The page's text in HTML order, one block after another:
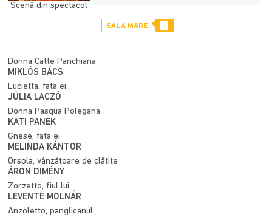
Scenă din spectacol
SALA MARE
Donna Catte Panchiana
MIKLÓS BÁCS
Lucietta, fata ei
JÚLIA LACZÓ
Donna Pasqua Polegana
KATI PANEK
Gnese, fata ei
MELINDA KÁNTOR
Orsola, vânzătoare de clătite
ÁRON DIMÉNY
Zorzetto, fiul lui
LEVENTE MOLNÁR
Anzoletto, panglicanul